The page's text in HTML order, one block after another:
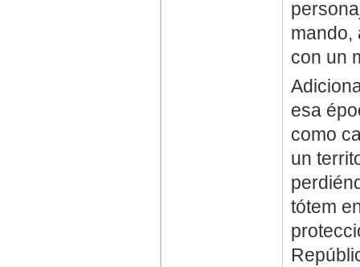
mando,
con un
esa
como
un
tótem